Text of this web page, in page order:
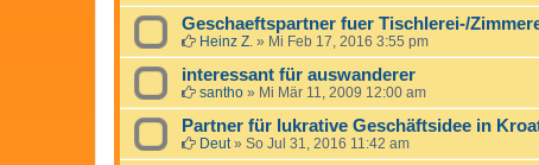
Geschaeftspartner fuer Tischlerei-/
Heinz Z. » Mi Feb 17, 2016 3:55 pm
interessant für auswanderer
santho » Mi Mär 11, 2009 12:00 am
Partner für lukrative Geschäftsidee in
Deut» So Jul 31, 2016 11:42 am